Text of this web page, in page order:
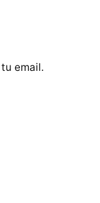
email.